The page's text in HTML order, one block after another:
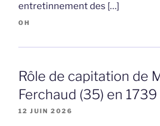
entretinnement des […]
OH
Rôle de capitation de
Ferchaud (35) en 1739
12 JUIN 2026